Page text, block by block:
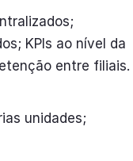
KPIs ao nível da
entre filiais.
unidades;